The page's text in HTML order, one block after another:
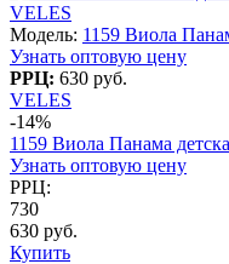
VELES
Модель: 1159 Виола
Узнать оптовую цену
РРЦ: 630 руб.
VELES
-14%
1159 Виола Панама
Узнать оптовую цену
РРЦ:
730
630 руб.
Купить